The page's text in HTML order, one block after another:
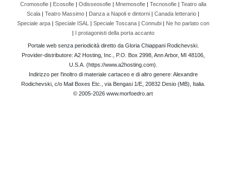
Cromosofie| Ecosofie| Odisseosofie| Mnemosofie| Tecnosofie| Teatro alla
Scala | Teatro Massimo | Danza a Napoli e dintorni | Canada letterario |
Speciale arpa| Speciale ISAL | Speciale Toscana| Connubi| Ne ho parlato con
| I protagonisti della porta accanto
Portale web senza periodicità diretto da Gloria Chiappani Rodichevski.
Provider-distributore: A2 Hosting, Inc., P.O. Box 2998, Ann Arbor, MI 48106,
U.S.A. (https://www.a2hosting.com).
Indirizzo per l'inoltro di materiale cartaceo e di altro genere: Alexandre
Rodichevski, c/o Mail Boxes Etc., via Bengasi 1/E, 20832 Desio (MB), Italia.
© 2005-2026 www.morfoedro.art